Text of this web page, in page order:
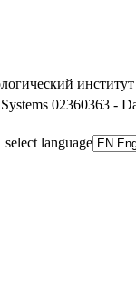
институт
02360363 -
select language